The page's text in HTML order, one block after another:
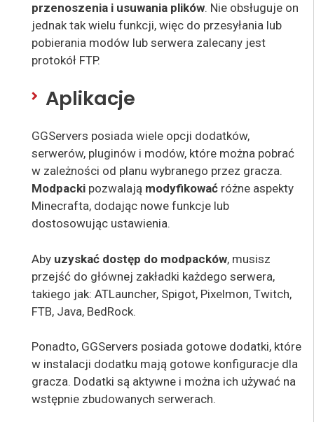
przenoszenia i usuwania plików. Nie obsługuje on
jednak tak wielu funkcji, więc do przesyłania lub
pobierania modów lub serwera zalecany jest
protokół FTP.
Aplikacje
GGServers posiada wiele opcji dodatków,
serwerów, pluginów i modów, które można pobrać
w zależności od planu wybranego przez gracza.
Modpacki pozwalają modyfikować różne aspekty
Minecrafta, dodając nowe funkcje lub
dostosowując ustawienia.
Aby uzyskać dostęp do modpacków, musisz
przejść do głównej zakładki każdego serwera,
takiego jak: ATLauncher, Spigot, Pixelmon, Twitch,
FTB, Java, BedRock.
Ponadto, GGServers posiada gotowe dodatki, które
w instalacji dodatku mają gotowe konfiguracje dla
gracza. Dodatki są aktywne i można ich używać na
wstępnie zbudowanych serwerach.